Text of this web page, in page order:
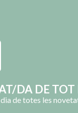
DA DE TOT
de totes les